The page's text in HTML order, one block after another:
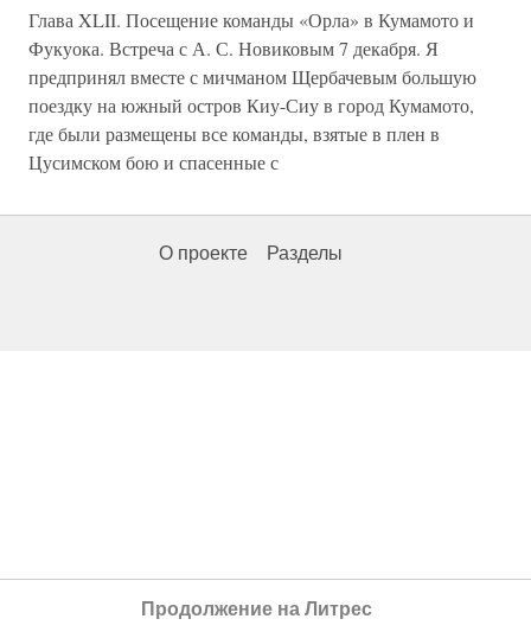
Глава XLII. Посещение команды «Орла» в Кумамото и
Фукуока. Встреча с А. С. Новиковым 7 декабря. Я
предпринял вместе с мичманом Щербачевым большую
поездку на южный остров Киу-Сиу в город Кумамото,
где были размещены все команды, взятые в плен в
Цусимском бою и спасенные с
О проекте Разделы
Продолжение на Литрес